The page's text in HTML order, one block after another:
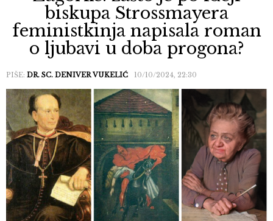
biskupa Strossmayera
feministkinja napisala roman
o ljubavi u doba progona?
PIŠE: DR. SC. DENIVER VUKELIĆ 10/10/2024, 22:30